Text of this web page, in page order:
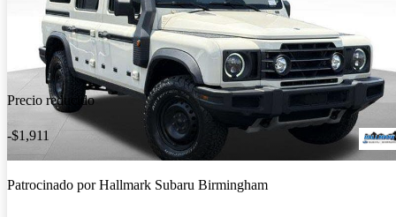
Precio reducido
-$1,911
Patrocinado porHallmark Subaru Birmingham